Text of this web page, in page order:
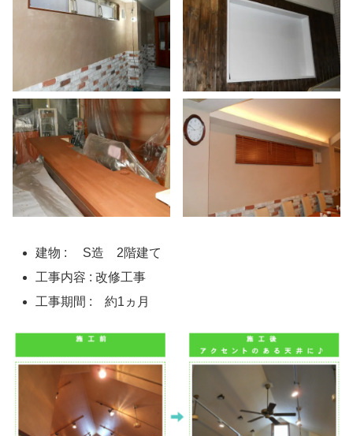
建物 : S造 2階建て
工事内容 : 改修工事
工事期間 : 約1ヵ月